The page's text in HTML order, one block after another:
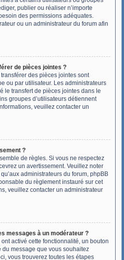
publier ou réaliser n’importe
des permissions adéquates.
ou un administrateur du forum afin
de pièces jointes ?
des pièces jointes sont
ou par utilisateur. Les administrateurs
le transfert de pièces jointes dans le
groupes d’utilisateurs détiennent
veuillez contacter un
?
de règles. Si vous ne respectez
un avertissement. Veuillez noter
administrateurs du forum, phpBB
du règlement instauré sur cet
veuillez contacter un administrateur
messages à un modérateur ?
activé cette fonctionnalité, un bouton
message que vous souhaitez
vous trouverez toutes les étapes